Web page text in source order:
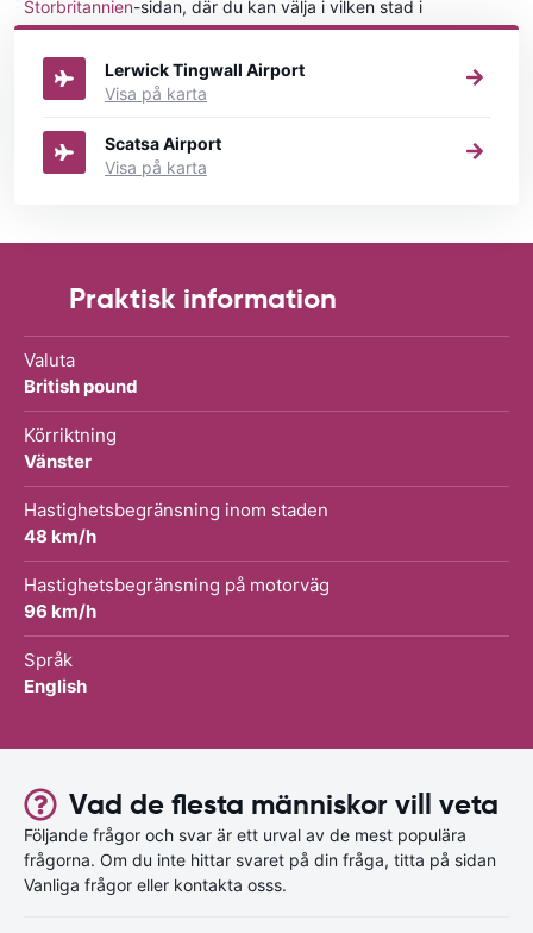
Storbritannien-sidan, där du kan välja i vilken stad i
Storbritannien du vill hyra en bil.
Lerwick Tingwall Airport
Visa på karta
Scatsa Airport
Visa på karta
Praktisk information
Valuta
British pound
Körriktning
Vänster
Hastighetsbegränsning inom staden
48 km/h
Hastighetsbegränsning på motorväg
96 km/h
Språk
English
Vad de flesta människor vill veta
Följande frågor och svar är ett urval av de mest populära
frågorna. Om du inte hittar svaret på din fråga, titta på sidan
Vanliga frågor eller kontakta osss.